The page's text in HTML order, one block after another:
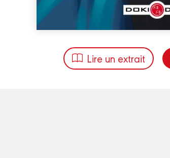
Lire un extrait